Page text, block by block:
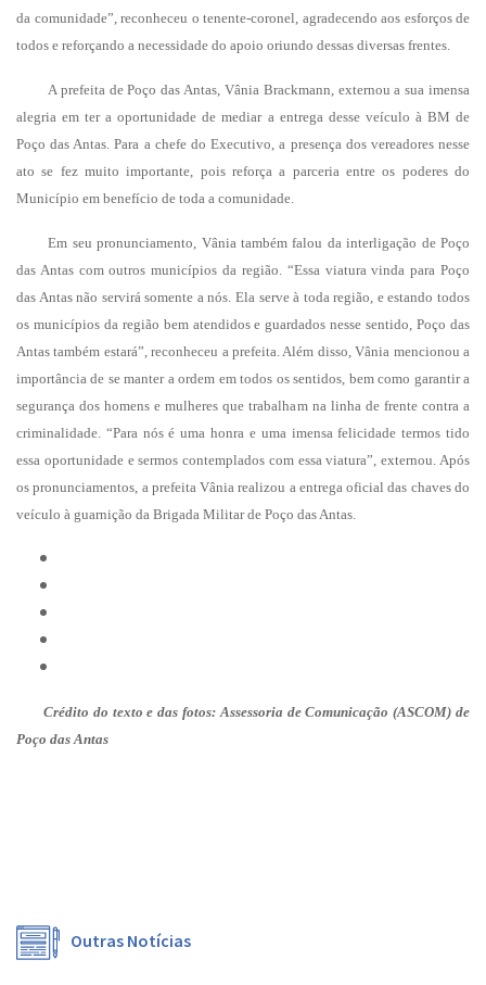
da comunidade”, reconheceu o tenente-coronel, agradecendo aos esforços de
todos e reforçando a necessidade do apoio oriundo dessas diversas frentes.
A prefeita de Poço das Antas, Vânia Brackmann, externou a sua imensa
alegria em ter a oportunidade de mediar a entrega desse veículo à BM de
Poço das Antas. Para a chefe do Executivo, a presença dos vereadores nesse
ato se fez muito importante, pois reforça a parceria entre os poderes do
Município em benefício de toda a comunidade.
Em seu pronunciamento, Vânia também falou da interligação de Poço
das Antas com outros municípios da região. “Essa viatura vinda para Poço
das Antas não servirá somente a nós. Ela serve à toda região, e estando todos
os municípios da região bem atendidos e guardados nesse sentido, Poço das
Antas também estará”, reconheceu a prefeita. Além disso, Vânia mencionou a
importância de se manter a ordem em todos os sentidos, bem como garantir a
segurança dos homens e mulheres que trabalham na linha de frente contra a
criminalidade. “Para nós é uma honra e uma imensa felicidade termos tido
essa oportunidade e sermos contemplados com essa viatura”, externou. Após
os pronunciamentos, a prefeita Vânia realizou a entrega oficial das chaves do
veículo à guarnição da Brigada Militar de Poço das Antas.
Crédito do texto e das fotos: Assessoria de Comunicação (ASCOM) de
Poço das Antas
Outras Notícias